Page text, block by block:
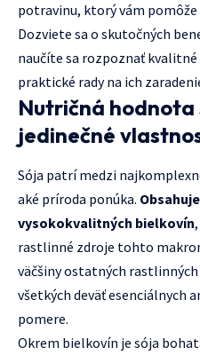
potravinu, ktorý vám
Dozviete sa o skutočných
naučíte sa rozpoznať
praktické rady na ich
Nutričná hodnota
jedinečné
Sója patrí medzi
aké príroda ponúka.
vysokokvalitných bielkovín
rastlinné zdroje tohto
väčšiny ostatných
všetkých deväť esenciálnych
pomere.
Okrem bielkovín je sója